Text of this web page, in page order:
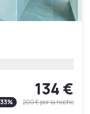
134 €
33% 200 €por la noche